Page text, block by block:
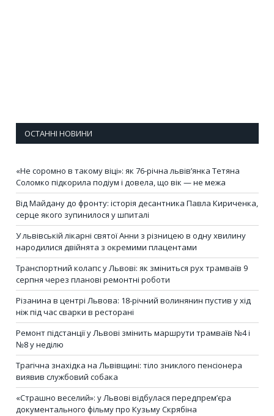
ОСТАННІ НОВИНИ
«Не соромно в такому віці»: як 76-річна львів’янка Тетяна
Соломко підкорила подіум і довела, що вік — не межа
Від Майдану до фронту: історія десантника Павла Кириченка,
серце якого зупинилося у шпиталі
У львівській лікарні святої Анни з різницею в одну хвилину
народилися двійнята з окремими плацентами
Транспортний колапс у Львові: як зміниться рух трамваїв 9
серпня через планові ремонтні роботи
Різанина в центрі Львова: 18-річний волинянин пустив у хід
ніж під час сварки в ресторані
Ремонт підстанції у Львові змінить маршрути трамваїв №4 і
№8 у неділю
Трагічна знахідка на Львівщині: тіло зниклого пенсіонера
виявив службовий собака
«Страшно веселий»: у Львові відбулася передпрем’єра
документального фільму про Кузьму Скрябіна